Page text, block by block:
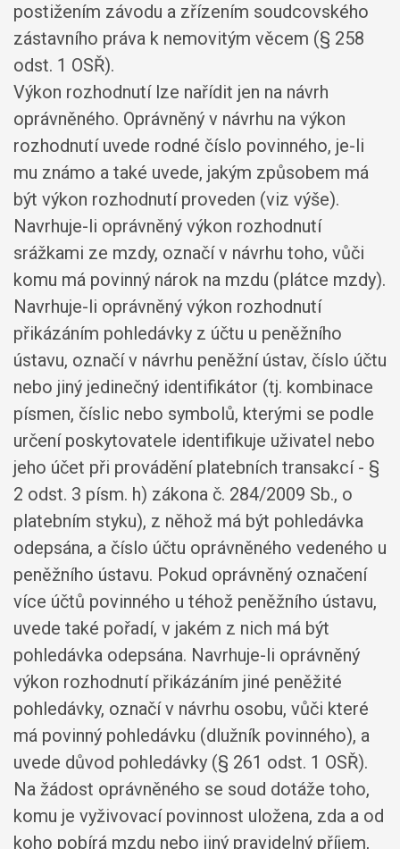
postižením závodu a zřízením soudcovského
zástavního práva k nemovitým věcem (§ 258
odst. 1 OSŘ).
Výkon rozhodnutí lze nařídit jen na návrh
oprávněného. Oprávněný v návrhu na výkon
rozhodnutí uvede rodné číslo povinného, je-li
mu známo a také uvede, jakým způsobem má
být výkon rozhodnutí proveden (viz výše).
Navrhuje-li oprávněný výkon rozhodnutí
srážkami ze mzdy, označí v návrhu toho, vůči
komu má povinný nárok na mzdu (plátce mzdy).
Navrhuje-li oprávněný výkon rozhodnutí
přikázáním pohledávky z účtu u peněžního
ústavu, označí v návrhu peněžní ústav, číslo účtu
nebo jiný jedinečný identifikátor (tj. kombinace
písmen, číslic nebo symbolů, kterými se podle
určení poskytovatele identifikuje uživatel nebo
jeho účet při provádění platebních transakcí - §
2 odst. 3 písm. h) zákona č. 284/2009 Sb., o
platebním styku), z něhož má být pohledávka
odepsána, a číslo účtu oprávněného vedeného u
peněžního ústavu. Pokud oprávněný označení
více účtů povinného u téhož peněžního ústavu,
uvede také pořadí, v jakém z nich má být
pohledávka odepsána. Navrhuje-li oprávněný
výkon rozhodnutí přikázáním jiné peněžité
pohledávky, označí v návrhu osobu, vůči které
má povinný pohledávku (dlužník povinného), a
uvede důvod pohledávky (§ 261 odst. 1 OSŘ).
Na žádost oprávněného se soud dotáže toho,
komu je vyživovací povinnost uložena, zda a od
koho pobírá mzdu nebo jiný pravidelný příjem,